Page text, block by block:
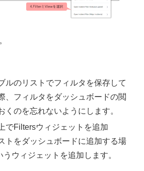
ルのリストでフィルタを保存して
、フィルタをダッシュボードの閲
くのを忘れないようにします。
でFiltersウィジェットを追加
トをダッシュボードに追加する場
ウィジェットを追加します。